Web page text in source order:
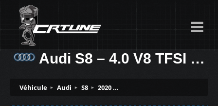
Audi S8 – 4.0 V8 TFSI 571ch
Véhicule Audi S8 2020 ...